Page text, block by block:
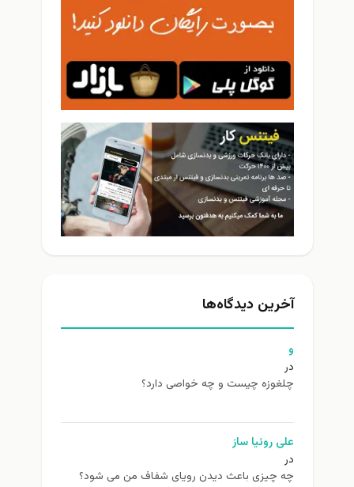
آخرین دیدگاه‌ها
و
در
چلغوزه چیست و چه خواصی دارد؟
علی روئیا ساز
در
چه چیزی باعث دیدن رویای شفاف من می شود؟